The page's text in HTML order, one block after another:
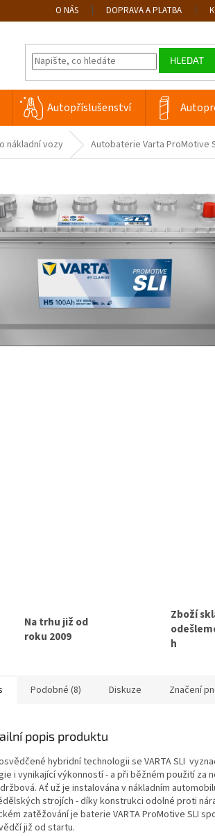
O NÁS DOPRAVA A PLATBA
HLEDAT
Autopříslušenství
nákladní vozy Autobaterie Varta ProMotive
Na trhu již od
roku 2009
Zboží
h
Podobné (8) Diskuze Značení
popis produktu
hybridní technologii se VARTA SLI
i vynikající výkonností - a při běžném použití za
Ať už je instalována v nákladním
strojích - díky konstrukci odolné proti
zatěžování je baterie VARTA ProMotive SLI
již od startu.